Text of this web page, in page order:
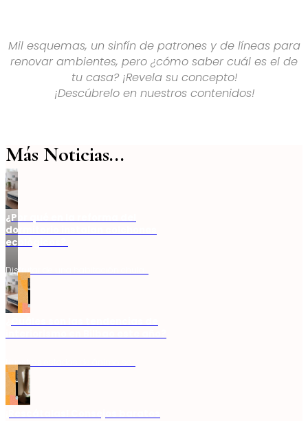
Mil esquemas, un sinfín de patrones y de líneas para
renovar ambientes, pero ¿cómo saber cuál es el de
tu casa? ¡Revela su concepto!
¡Descúbrelo en nuestros contenidos!
Más Noticias...
¿Por qué en la reforma del
dormitorio instalan colchones
ecológicos?
Disfrutar de una habitación chula…
Nuestros estados de ánimo se…